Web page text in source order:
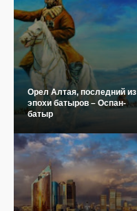
Орел Алтая, последний из
эпохи батыров – Оспан-
батыр